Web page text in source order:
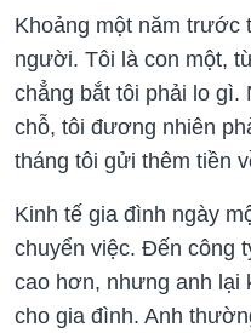
Khoảng một năm trước
người. Tôi là con một,
chẳng bắt tôi phải lo
chỗ, tôi đương nhiên
tháng tôi gửi thêm tiền
Kinh tế gia đình ngày
chuyển việc. Đến công
cao hơn, nhưng anh lại
cho gia đình. Anh